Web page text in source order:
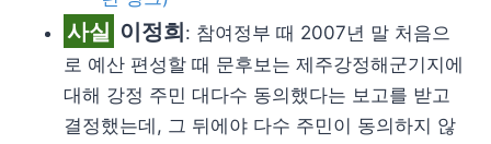
사실 이정희: 참여정부 때 2007년 말 처음으
로 예산 편성할 때 문후보는 제주강정해군기지에
대해 강정 주민 대다수 동의했다는 보고를 받고
결정했는데, 그 뒤에야 다수 주민이 동의하지 않